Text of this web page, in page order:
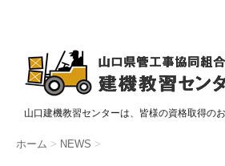
山口建機教習センターは、皆様の資格取得の
ホーム > NEWS >